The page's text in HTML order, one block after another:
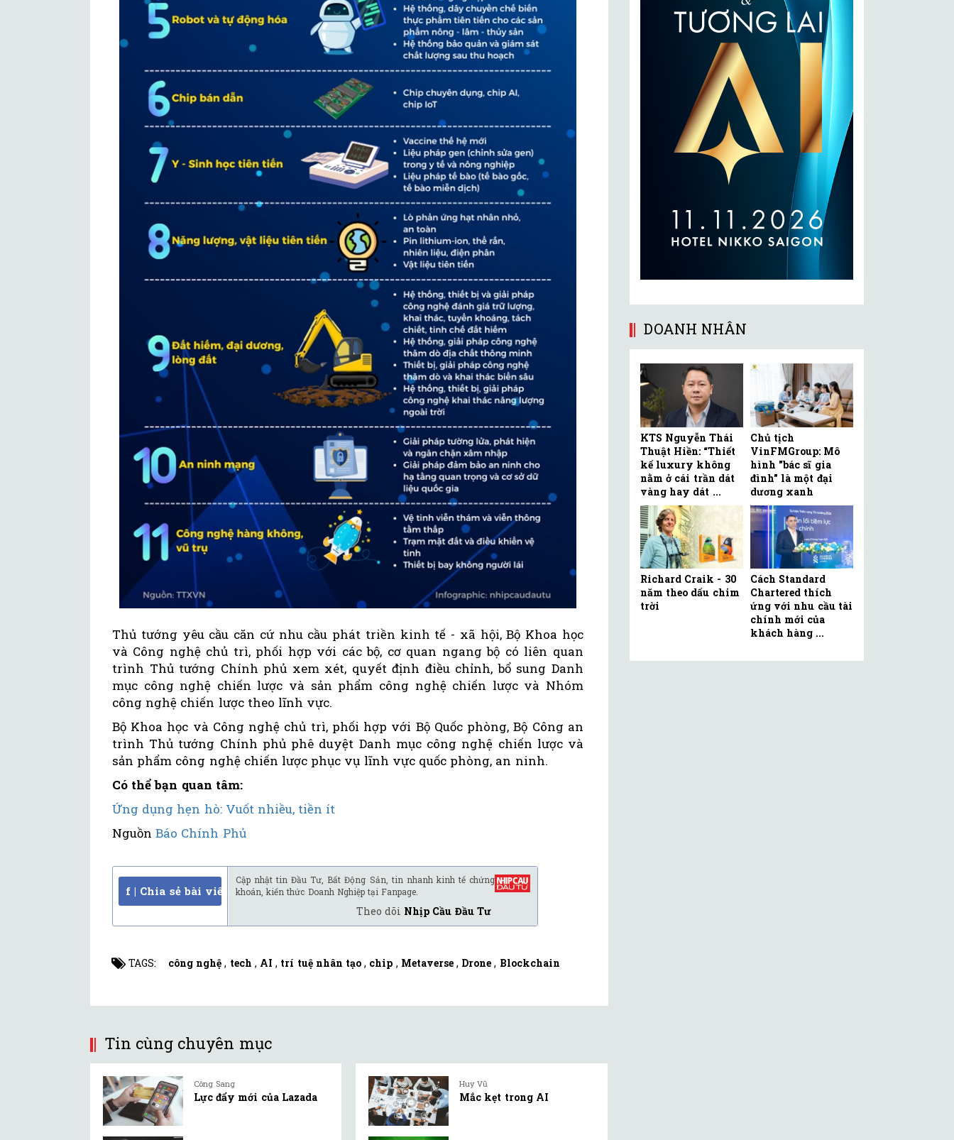
Thủ tướng yêu cầu căn cứ nhu cầu phát triền kinh tế - xã hội, Bộ Khoa học
và Công nghệ chủ trì, phối hợp với các bộ, cơ quan ngang bộ có liên quan
trình Thủ tướng Chính phủ xem xét, quyết định điều chỉnh, bổ sung Danh
mục công nghệ chiến lược và sản phẩm công nghệ chiến lược và Nhóm
công nghệ chiến lược theo lĩnh vực.
Bộ Khoa học và Công nghệ chủ trì, phối hợp với Bộ Quốc phòng, Bộ Công an
trình Thủ tướng Chính phủ phê duyệt Danh mục công nghệ chiến lược và
sản phẩm công nghệ chiến lược phục vụ lĩnh vực quốc phòng, an ninh.
Có thể bạn quan tâm:
Ứng dụng hẹn hò: Vuốt nhiều, tiền ít
NguồnBáo Chính Phủ
f | Chia sẻ bài viết
Cập nhật tin Đầu Tư, Bất Động Sản, tin nhanh kinh tế chứng
khoán, kiến thức Doanh Nghiệp tại Fanpage.
Theo dõi Nhịp Cầu Đầu Tư
TAGS: công nghệ , tech , AI , trí tuệ nhân tạo , chip , Metaverse, Drone , Blockchain
Tin cùng chuyên mục
Công Sang
Lực đẩy mới của Lazada
Huy Vũ
Mắc kẹt trong AI
DOANH NHÂN
KTS Nguyễn Thái
Thuật Hiền: “Thiết
kế luxury không
nằm ở cái trần dát
vàng hay dát ...
Chủ tịch
VinFMGroup: Mô
hình "bác sĩ gia
đình" là một đại
dương xanh
Richard Craik - 30
năm theo dấu chim
trời
Cách Standard
Chartered thích
ứng với nhu cầu tài
chính mới của
khách hàng ...